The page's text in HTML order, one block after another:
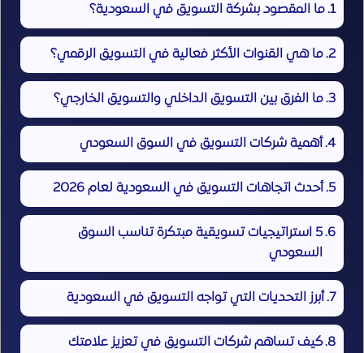
ما المقصود بشركة التسويق في السعودية؟
ما هي القنوات الأكثر فعالية في التسويق الرقمي؟
ما الفرق بين التسويق الداخلي والتسويق الخارجي؟
أهمية شركات التسويق في السوق السعودي
أحدث اتجاهات التسويق في السعودية لعام 2026
5 استراتيجيات تسويقية مبتكرة تناسب السوق
السعودي
أبرز التحديات التي تواجه التسويق في السعودية
كيف تساهم شركات التسويق في تعزيز علامتك